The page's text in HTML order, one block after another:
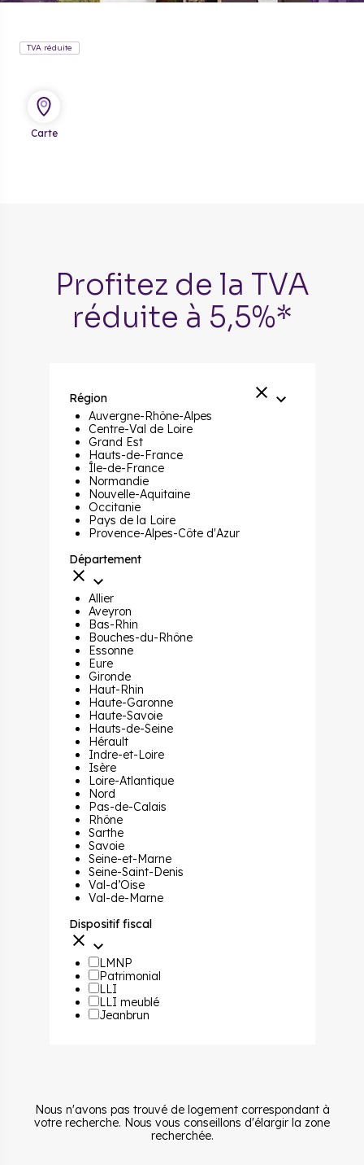
TVA réduite
Carte
Profitez de la TVA
réduite à 5,5%*
Région
Auvergne-Rhône-Alpes
Centre-Val de Loire
Grand Est
Hauts-de-France
Île-de-France
Normandie
Nouvelle-Aquitaine
Occitanie
Pays de la Loire
Provence-Alpes-Côte d'Azur
Département
Allier
Aveyron
Bas-Rhin
Bouches-du-Rhône
Essonne
Eure
Gironde
Haut-Rhin
Haute-Garonne
Haute-Savoie
Hauts-de-Seine
Hérault
Indre-et-Loire
Isère
Loire-Atlantique
Nord
Pas-de-Calais
Rhône
Sarthe
Savoie
Seine-et-Marne
Seine-Saint-Denis
Val-d’Oise
Val-de-Marne
Dispositif fiscal
LMNP
Patrimonial
LLI
LLI meublé
Jeanbrun
Nous n'avons pas trouvé de logement correspondant à
votre recherche. Nous vous conseillons d'élargir la zone
recherchée.